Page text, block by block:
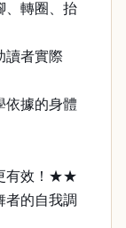
、轉圈、抬
讀者實際
依據的身體
有效！★★
者的自我調